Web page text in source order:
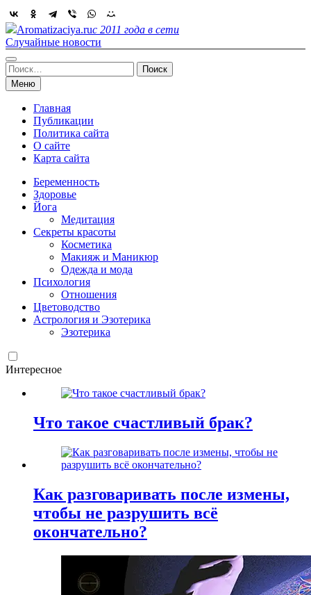
Skip
to
content
Aromatizaciya.ruс 2011 года в сети
Случайные новости
Найти:
Меню
Главная
Публикации
Политика сайта
О сайте
Карта сайта
Беременность
Здоровье
Йога
Медитация
Секреты красоты
Косметика
Макияж и Маникюр
Одежда и мода
Психология
Отношения
Цветоводство
Астрология и Эзотерика
Эзотерика
Интересное
Что такое счастливый брак?
Как разговаривать после измены,
чтобы не разрушить всё
окончательно?